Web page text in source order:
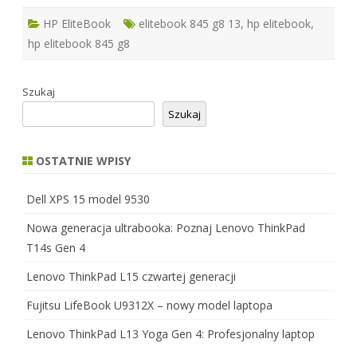
HP EliteBook elitebook 845 g8 13, hp elitebook,
hp elitebook 845 g8
Szukaj
Szukaj
OSTATNIE WPISY
Dell XPS 15 model 9530
Nowa generacja ultrabooka: Poznaj Lenovo ThinkPad
T14s Gen 4
Lenovo ThinkPad L15 czwartej generacji
Fujitsu LifeBook U9312X – nowy model laptopa
Lenovo ThinkPad L13 Yoga Gen 4: Profesjonalny laptop